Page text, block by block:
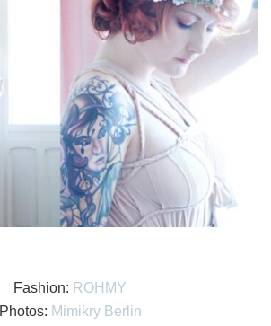
Fashion: ROHMY
Photos: Mimikry Berlin